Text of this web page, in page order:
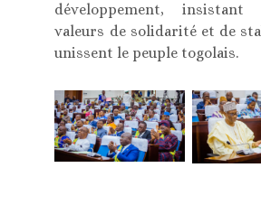
développement,
valeurs de solidarité et de
unissent le peuple togolais.